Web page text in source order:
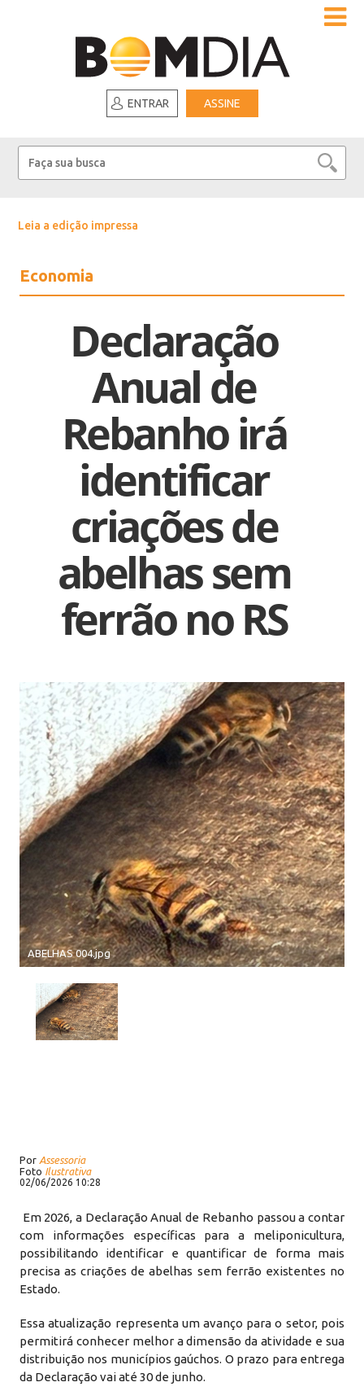
ENTRAR ASSINE
Leia a edição impressa
Economia
Declaração
Anual de
Rebanho irá
identificar
criações de
abelhas sem
ferrão no RS
ABELHAS 004.jpg
Por Assessoria
Foto Ilustrativa
02/06/2026 10:28
Em 2026, a Declaração Anual de Rebanho passou a contar
com informações específicas para a meliponicultura,
possibilitando identificar e quantificar de forma mais
precisa as criações de abelhas sem ferrão existentes no
Estado.
Essa atualização representa um avanço para o setor, pois
permitirá conhecer melhor a dimensão da atividade e sua
distribuição nos municípios gaúchos. O prazo para entrega
da Declaração vai até 30 de junho.